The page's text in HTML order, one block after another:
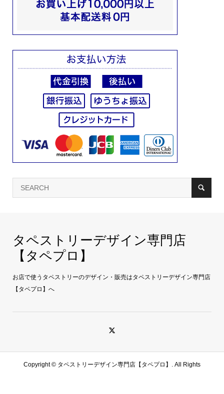
タペストリーデザイン専門店
【タペプロ】
お店で使うタペストリーのデザイン・販売はタペストリーデザイン専門店
【タペプロ】へ
Copyright © タペストリーデザイン専門店【タペプロ】. All Rights